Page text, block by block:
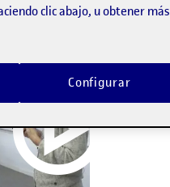
clic abajo, u obtener más
Configurar